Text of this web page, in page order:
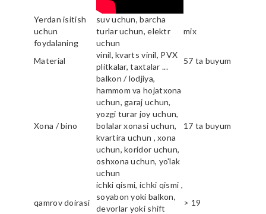
Yerdan isitish
uchun
foydalaning
suv uchun, barcha
turlar uchun, elektr
uchun
mix
Material
vinil, kvarts vinil, PVX
plitkalar, taxtalar ...
57 ta buyum
Xona / bino
balkon / lodjiya,
hammom va hojatxona
uchun, garaj uchun,
yozgi turar joy uchun,
bolalar xonasi uchun,
kvartira uchun , xona
uchun, koridor uchun,
oshxona uchun, yo'lak
uchun
17 ta buyum
qamrov doirasi
ichki qismi, ichki qismi ,
soyabon yoki balkon,
devorlar yoki shift
> 19